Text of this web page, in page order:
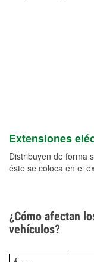
Extensiones
Distribuyen de forma
éste se coloca en el
¿Cómo afectan
vehículos?